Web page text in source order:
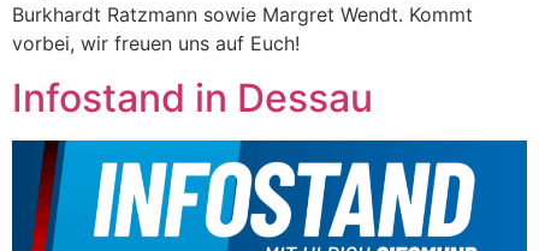
Burkhardt Ratzmann sowie Margret Wendt. Kommt
vorbei, wir freuen uns auf Euch!
Infostand in Dessau